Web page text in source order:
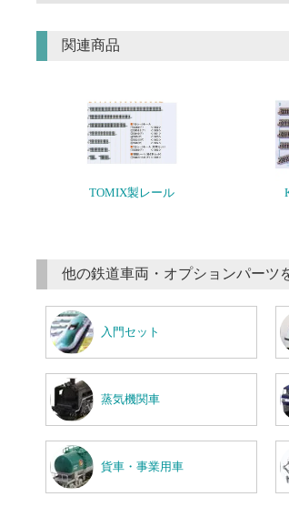
関連商品
TOMIX製レール
他の鉄道車両・オプションパーツ
入門セット
蒸気機関車
貨車・事業用車